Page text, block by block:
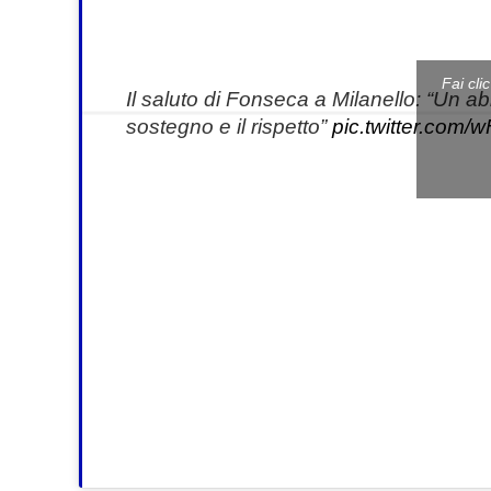
Il saluto di Fonseca a Milanello: “Un
sostegno e il rispetto”pic.twitter.com/
Fai